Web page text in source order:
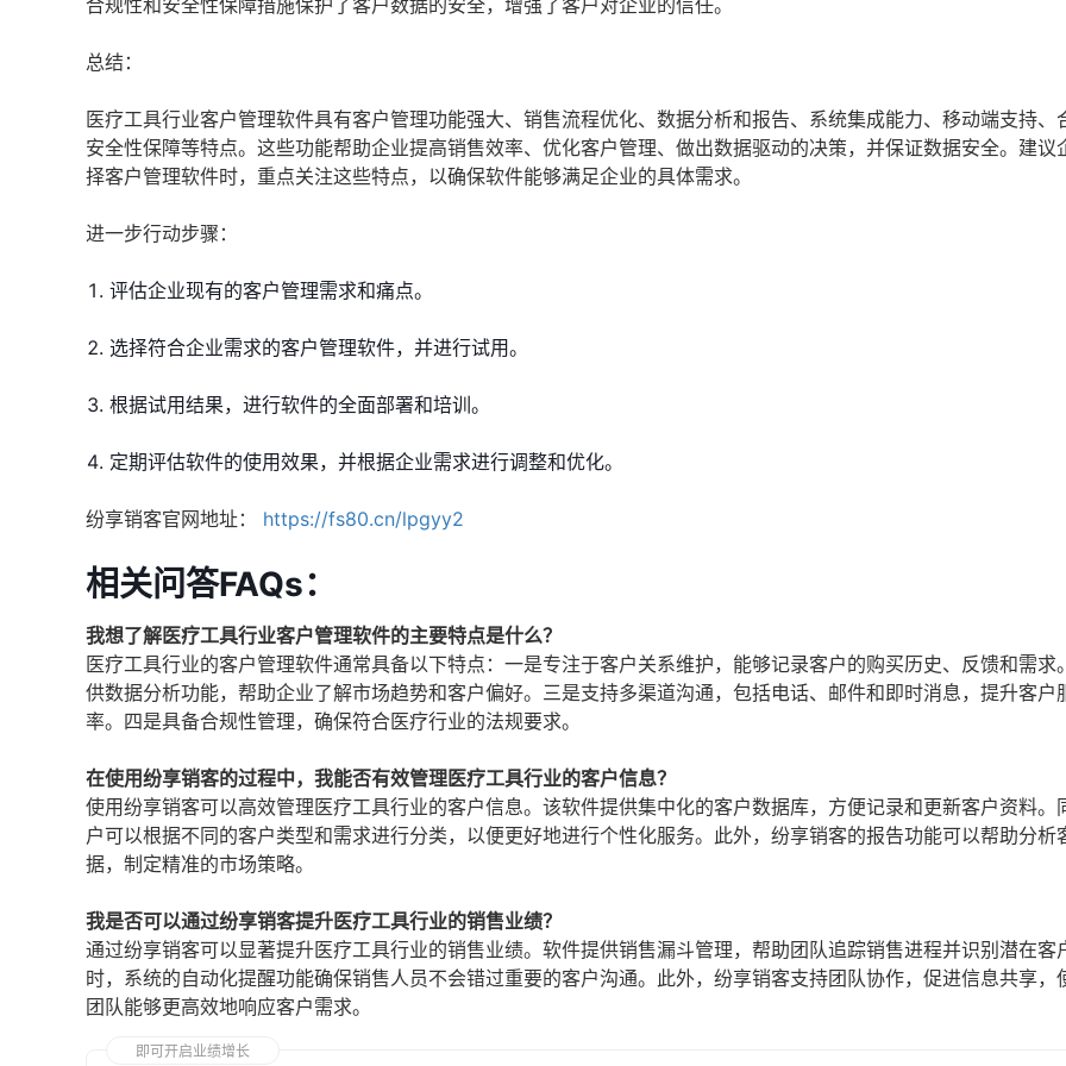
合规性和安全性保障措施保护了客户数据的安全，增强了客户对企业的信任。
总结：
医疗工具行业客户管理软件具有客户管理功能强大、销售流程优化、数据分析和报告、系统集成能力、移动端支持、
安全性保障等特点。这些功能帮助企业提高销售效率、优化客户管理、做出数据驱动的决策，并保证数据安全。建议
择客户管理软件时，重点关注这些特点，以确保软件能够满足企业的具体需求。
进一步行动步骤：
评估企业现有的客户管理需求和痛点。
选择符合企业需求的客户管理软件，并进行试用。
根据试用结果，进行软件的全面部署和培训。
定期评估软件的使用效果，并根据企业需求进行调整和优化。
纷享销客官网地址： https://fs80.cn/lpgyy2
相关问答FAQs：
我想了解医疗工具行业客户管理软件的主要特点是什么？
医疗工具行业的客户管理软件通常具备以下特点：一是专注于客户关系维护，能够记录客户的购买历史、反馈和需求
供数据分析功能，帮助企业了解市场趋势和客户偏好。三是支持多渠道沟通，包括电话、邮件和即时消息，提升客户
率。四是具备合规性管理，确保符合医疗行业的法规要求。
在使用纷享销客的过程中，我能否有效管理医疗工具行业的客户信息？
使用纷享销客可以高效管理医疗工具行业的客户信息。该软件提供集中化的客户数据库，方便记录和更新客户资料。
户可以根据不同的客户类型和需求进行分类，以便更好地进行个性化服务。此外，纷享销客的报告功能可以帮助分析
据，制定精准的市场策略。
我是否可以通过纷享销客提升医疗工具行业的销售业绩？
通过纷享销客可以显著提升医疗工具行业的销售业绩。软件提供销售漏斗管理，帮助团队追踪销售进程并识别潜在客
时，系统的自动化提醒功能确保销售人员不会错过重要的客户沟通。此外，纷享销客支持团队协作，促进信息共享，
团队能够更高效地响应客户需求。
即可开启业绩增长